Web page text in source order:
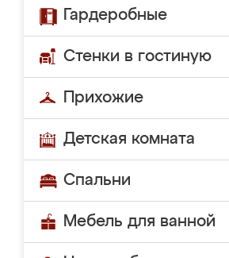
Гардеробные
Стенки в гостиную
Прихожие
Детская комната
Спальни
Мебель для ванной